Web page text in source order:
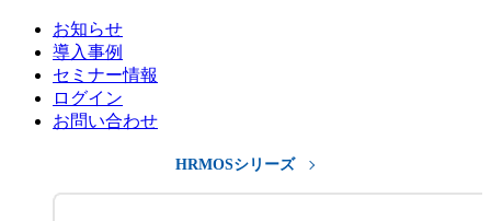
お知らせ
導入事例
セミナー情報
ログイン
お問い合わせ
HRMOSシリーズ